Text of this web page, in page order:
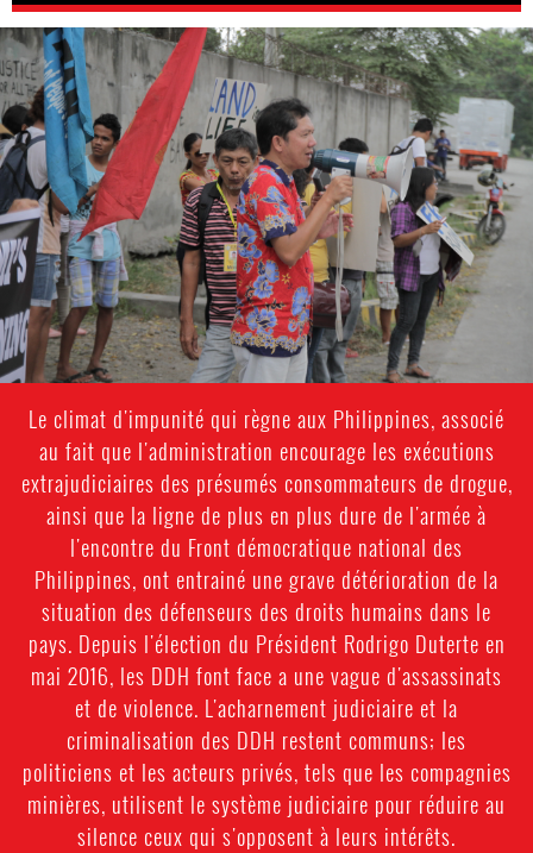
philippines-
general-
context.jpg
Le climat d'impunité qui règne aux Philippines, associé
au fait que l'administration encourage les exécutions
extrajudiciaires des présumés consommateurs de drogue,
ainsi que la ligne de plus en plus dure de l'armée à
l'encontre du Front démocratique national des
Philippines, ont entrainé une grave détérioration de la
situation des défenseurs des droits humains dans le
pays. Depuis l'élection du Président Rodrigo Duterte en
mai 2016, les DDH font face a une vague d'assassinats
et de violence. L'acharnement judiciaire et la
criminalisation des DDH restent communs; les
politiciens et les acteurs privés, tels que les compagnies
minières, utilisent le système judiciaire pour réduire au
silence ceux qui s'opposent à leurs intérêts.